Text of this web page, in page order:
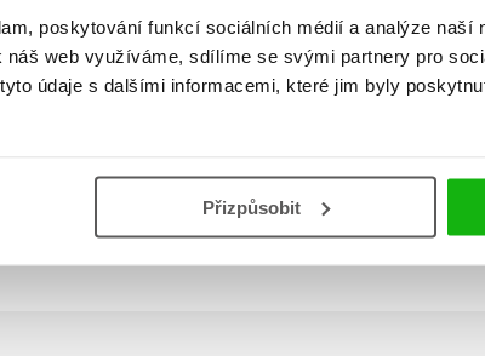
poskytování funkcí sociálních médií a analýze naší
náš web využíváme, sdílíme se svými partnery pro
údaje s dalšími informacemi, které jim byly
Přizpůsobit
359 Kč449 Kč
Do košíku
Zobrazuji 1 až 1 z celkem 1 záznamů